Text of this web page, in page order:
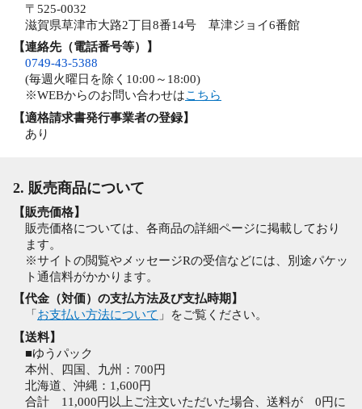
〒525-0032
滋賀県草津市大路2丁目8番14号 草津ジョイ6番館
【連絡先（電話番号等）】
0749-43-5388
(毎週火曜日を除く10:00～18:00)
※WEBからのお問い合わせはこちら
【適格請求書発行事業者の登録】
あり
2. 販売商品について
【販売価格】
販売価格については、各商品の詳細ページに掲載しており
ます。
※サイトの閲覧やメッセージRの受信などには、別途パケッ
ト通信料がかかります。
【代金（対価）の支払方法及び支払時期】
「 お支払い方法について 」をご覧ください。
【送料】
■ゆうパック
本州、四国、九州：700円
北海道、沖縄：1,600円
合計 11,000円以上ご注文いただいた場合、送料が 0円に